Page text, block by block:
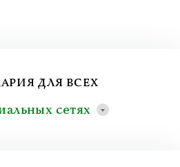
ДЛЯ ВСЕХ
сетях